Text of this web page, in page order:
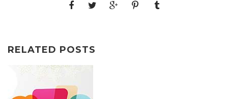
RELATED POSTS